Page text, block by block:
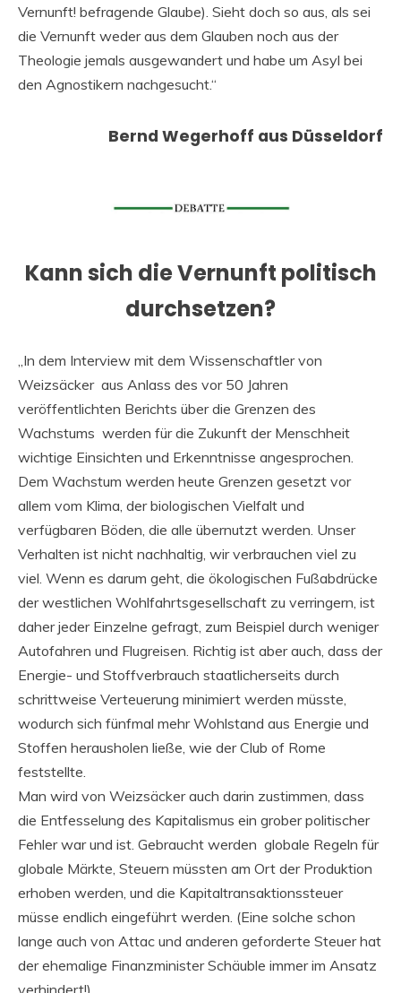
Vernunft! befragende Glaube). Sieht doch so aus, als sei
die Vernunft weder aus dem Glauben noch aus der
Theologie jemals ausgewandert und habe um Asyl bei
den Agnostikern nachgesucht.“
Bernd Wegerhoff aus Düsseldorf
Kann sich die Vernunft politisch
durchsetzen?
„In dem Interview mit dem Wissenschaftler von
Weizsäcker aus Anlass des vor 50 Jahren
veröffentlichten Berichts über die Grenzen des
Wachstums werden für die Zukunft der Menschheit
wichtige Einsichten und Erkenntnisse angesprochen.
Dem Wachstum werden heute Grenzen gesetzt vor
allem vom Klima, der biologischen Vielfalt und
verfügbaren Böden, die alle übernutzt werden. Unser
Verhalten ist nicht nachhaltig, wir verbrauchen viel zu
viel. Wenn es darum geht, die ökologischen Fußabdrücke
der westlichen Wohlfahrtsgesellschaft zu verringern, ist
daher jeder Einzelne gefragt, zum Beispiel durch weniger
Autofahren und Flugreisen. Richtig ist aber auch, dass der
Energie- und Stoffverbrauch staatlicherseits durch
schrittweise Verteuerung minimiert werden müsste,
wodurch sich fünfmal mehr Wohlstand aus Energie und
Stoffen herausholen ließe, wie der Club of Rome
feststellte.
Man wird von Weizsäcker auch darin zustimmen, dass
die Entfesselung des Kapitalismus ein grober politischer
Fehler war und ist. Gebraucht werden globale Regeln für
globale Märkte, Steuern müssten am Ort der Produktion
erhoben werden, und die Kapitaltransaktionssteuer
müsse endlich eingeführt werden. (Eine solche schon
lange auch von Attac und anderen geforderte Steuer hat
der ehemalige Finanzminister Schäuble immer im Ansatz